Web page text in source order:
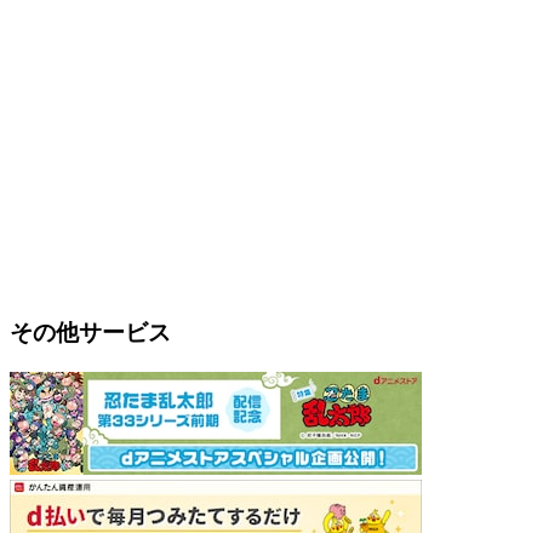
その他サービス